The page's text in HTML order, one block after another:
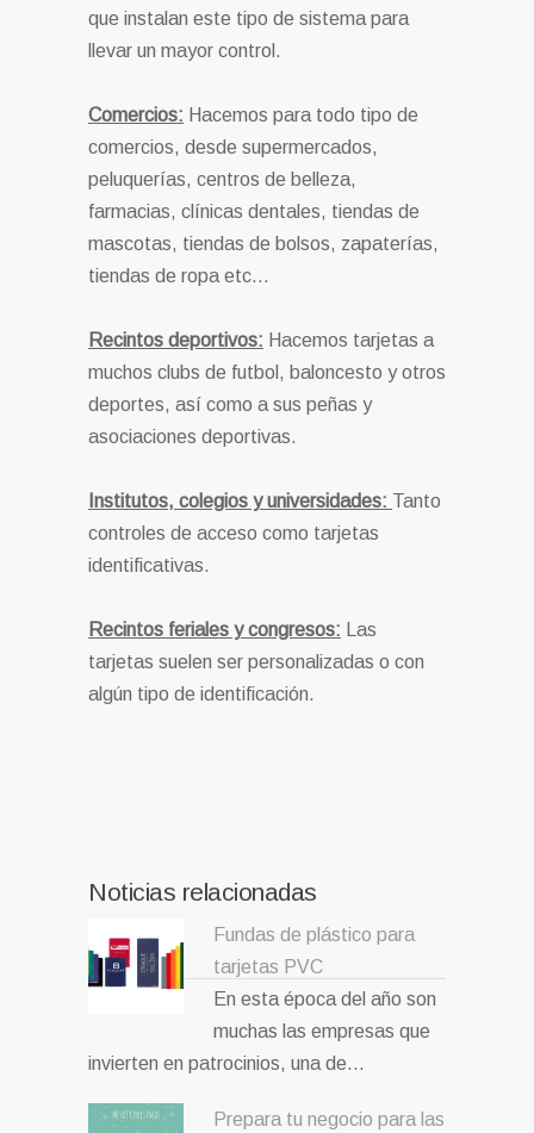
que instalan este tipo de sistema para
llevar un mayor control.
Comercios: Hacemos para todo tipo de
comercios, desde supermercados,
peluquerías, centros de belleza,
farmacias, clínicas dentales, tiendas de
mascotas, tiendas de bolsos, zapaterías,
tiendas de ropa etc…
Recintos deportivos: Hacemos tarjetas a
muchos clubs de futbol, baloncesto y otros
deportes, así como a sus peñas y
asociaciones deportivas.
Institutos, colegios y universidades: Tanto
controles de acceso como tarjetas
identificativas.
Recintos feriales y congresos: Las
tarjetas suelen ser personalizadas o con
algún tipo de identificación.
Noticias relacionadas
Fundas de plástico para
tarjetas PVC
En esta época del año son
muchas las empresas que